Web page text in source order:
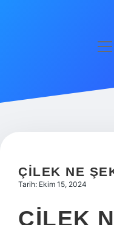
Hakkımızda
ÇILEK NE
Tarih: Ekim 15, 2024
ÇILEK